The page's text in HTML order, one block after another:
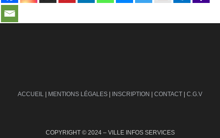
ACCUEIL | MENTIONS LÉGALES | INSCRIPTION | CONTACT | C.G.V
COPYRIGHT © 2024 – VILLE INFOS SERVICES